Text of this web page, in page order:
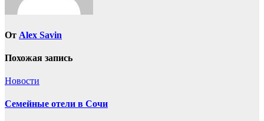
От Alex Savin
Похожая запись
Новости
Семейные отели в Сочи